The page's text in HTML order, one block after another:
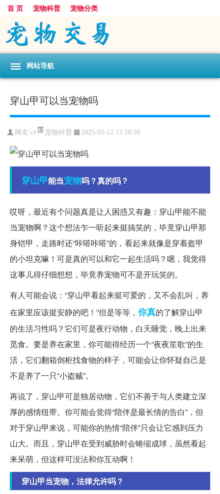
首 页 宠物科普 宠物分类
网站导航
穿山甲可以当宠物吗
网友:cs 宠物科普 2025-05-12 13:59:58
穿山甲能当宠物吗？真的吗？
哎呀，最近有个问题真是让人困惑又有趣：穿山甲能不能
当宠物啊？这个想法乍一听起来挺搞笑的，毕竟穿山甲那
身铠甲，走路时还“咔嗒咔嗒”的，看起来就像是穿着盔甲
的小坦克嘛！可是真的可以和它一起生活吗？嗯，我觉得
这事儿得仔细想想，毕竟养宠物可不是开玩笑的。
有人可能会说：“穿山甲看起来挺可爱的，又不会乱叫，养
在家里应该挺安静的吧！”但是等等，你真的了解穿山甲
的生活习性吗？它们可是夜行动物，白天睡觉，晚上出来
觅食。要是养在家里，你可能得经历一个“夜夜笙歌”的生
活，它们翻箱倒柜找食物的样子，可能会让你怀疑自己是
不是养了一只“小盗贼”。
再说了，穿山甲可是独居动物，它们不善于与人类建立深
厚的感情纽带。你可能会觉得“陪伴是最长情的告白”，但
对于穿山甲来说，可能你的热情“陪伴”只会让它感到压力
山大。而且，穿山甲在受到威胁时会蜷缩成球，虽然看起
来呆萌，但这样可没法和你互动啊！
穿山甲当宠物，法律允许吗？